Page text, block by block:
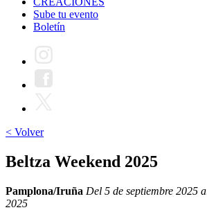
Sube tu evento
Boletín
< Volver
Beltza Weekend 2025
Pamplona/Iruña Del 5 de septiembre 2025
2025